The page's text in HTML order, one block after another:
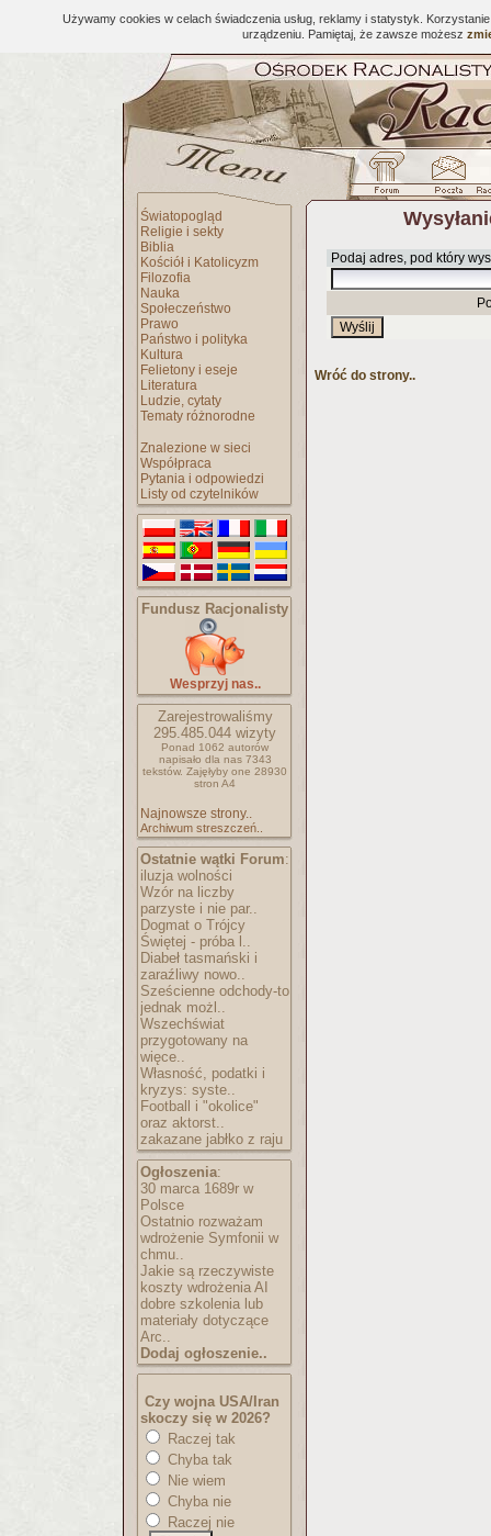
Używamy cookies w celach świadczenia usług, reklamy i statystyk.
urządzeniu. Pamiętaj, że zawsze możesz
Światopogląd
Religie i sekty
Biblia
Kościół i Katolicyzm
Filozofia
Nauka
Społeczeństwo
Prawo
Państwo i polityka
Kultura
Felietony i eseje
Literatura
Ludzie, cytaty
Tematy różnorodne
Znalezione w sieci
Współpraca
Pytania i odpowiedzi
Listy od czytelników
Fundusz Racjonalisty
Wesprzyj nas..
Zarejestrowaliśmy
295.485.044 wizyty
Ponad 1062 autorów
napisało dla nas 7343
tekstów. Zajęłyby one 28930
stron A4
Najnowsze strony..
Archiwum streszczeń..
Ostatnie wątki Forum:
iluzja wolności
Wzór na liczby
parzyste i nie par..
Dogmat o Trójcy
Świętej - próba l..
Diabeł tasmański i
zaraźliwy nowo..
Sześcienne odchody-to
jednak możl..
Wszechświat
przygotowany na
więce..
Własność, podatki i
kryzys: syste..
Football i "okolice"
oraz aktorst..
zakazane jabłko z raju
Ogłoszenia:
30 marca 1689r w
Polsce
Ostatnio rozważam
wdrożenie Symfonii w
chmu..
Jakie są rzeczywiste
koszty wdrożenia AI
dobre szkolenia lub
materiały dotyczące
Arc..
Dodaj ogłoszenie..
Czy wojna USA/Iran
skoczy się w 2026?
Raczej tak
Chyba tak
Nie wiem
Chyba nie
Raczej nie
Podaj adres, pod który
Wróć do strony..